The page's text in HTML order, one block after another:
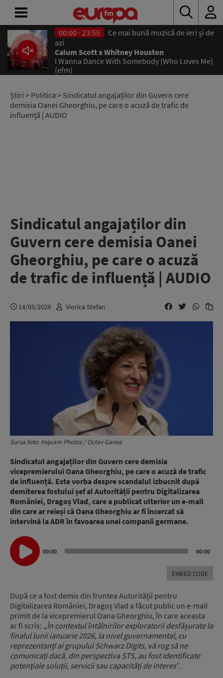
00:00 - 23:55
Ce mai bună muzică de ieri și de
azi
Calum Scott x Whitney Houston
I Wanna Dance With Somebody (Who Loves Me)
(efm)
Știri > Politica > Sindicatul angajaților din Guvern cere
demisia Oanei Gheorghiu, pe care o acuză de trafic de
influență | AUDIO
Sindicatul angajaților din
Guvern cere demisia Oanei
Gheorghiu, pe care o acuză
de trafic de influență | AUDIO
14/05/2026 Viorica Stefan
Sursa foto: Inquam Photos / Octav Ganea
Sindicatul angajaților din Guvern cere demisia
vicepremierului Oana Gheorghiu, pe care o acuză de trafic
de influență. Este vorba despre scandalul izbucnit după
demiterea fostului șef al Autorității pentru Digitalizarea
României, Dragoș Vlad, care a publicat ulterior un e-mail
din care ar reieși că Oana Gheorghiu ar fi încercat să
intervină la ADR în favoarea unei companii germane.
Audio
Player
00:00 00:00
EMBED CODE
După ce a fost demis din fruntea Autorității pentru
Digitalizarea României, Dragoș Vlad a făcut public un e-mail
primit de la vicepremierul Oana Gheorghiu, în care aceasta
ar fi scris: „În contextul întâlnirilor exploratorii desfășurate la
finalul lunii ianuarie 2026, la nivel guvernamental, cu
reprezentanți ai grupului Schwarz Digits, vă rog să ne
comunicați dacă, din perspectiva STS, au fost identificate
potențiale soluții, servicii sau capacități de interes”.
ACASĂ
ȘTIRI
RADIO
CONCURSURI